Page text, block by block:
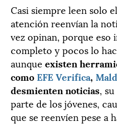
Casi siempre leen solo
atención reenvían la
vez opinan, porque
completo y pocos lo
aunque existen
como EFE Verifica,
desmienten noticias,
parte de los jóvenes,
que se reenvíen pese a